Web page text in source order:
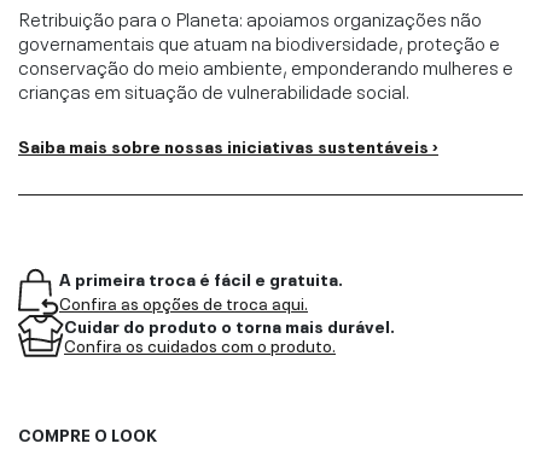
Retribuição para o Planeta: apoiamos organizações não
governamentais que atuam na biodiversidade, proteção e
conservação do meio ambiente, emponderando mulheres e
crianças em situação de vulnerabilidade social.
Saiba mais sobre nossas iniciativas sustentáveis ›
A primeira troca é fácil e gratuita.
Confira as opções de troca aqui.
Cuidar do produto o torna mais durável.
Confira os cuidados com o produto.
COMPRE O LOOK